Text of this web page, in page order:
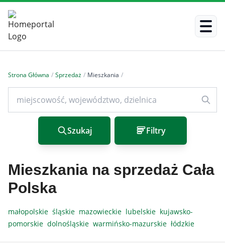
Strona Główna / Sprzedaż / Mieszkania /
Szukaj Filtry
Mieszkania na sprzedaż Cała
Polska
małopolskie śląskie mazowieckie lubelskie kujawsko-
pomorskie dolnośląskie warmińsko-mazurskie łódzkie